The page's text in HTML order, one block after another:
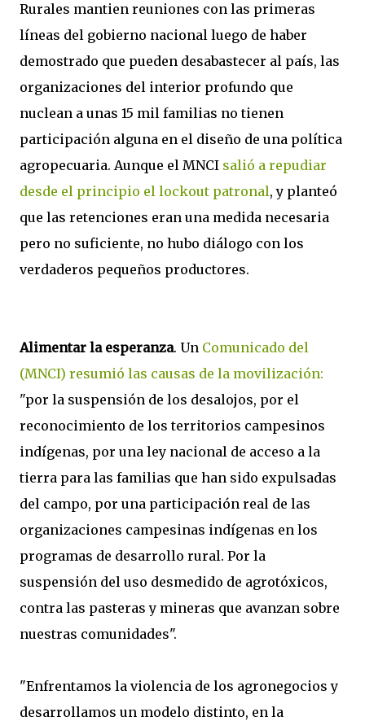
Rurales mantien reuniones con las primeras
líneas del gobierno nacional luego de haber
demostrado que pueden desabastecer al país, las
organizaciones del interior profundo que
nuclean a unas 15 mil familias no tienen
participación alguna en el diseño de una política
agropecuaria. Aunque el MNCI salió a repudiar
desde el principio el lockout patronal, y planteó
que las retenciones eran una medida necesaria
pero no suficiente, no hubo diálogo con los
verdaderos pequeños productores.
Alimentar la esperanza. Un Comunicado del
(MNCI) resumió las causas de la movilización:
"por la suspensión de los desalojos, por el
reconocimiento de los territorios campesinos
indígenas, por una ley nacional de acceso a la
tierra para las familias que han sido expulsadas
del campo, por una participación real de las
organizaciones campesinas indígenas en los
programas de desarrollo rural. Por la
suspensión del uso desmedido de agrotóxicos,
contra las pasteras y mineras que avanzan sobre
nuestras comunidades".
"Enfrentamos la violencia de los agronegocios y
desarrollamos un modelo distinto, en la